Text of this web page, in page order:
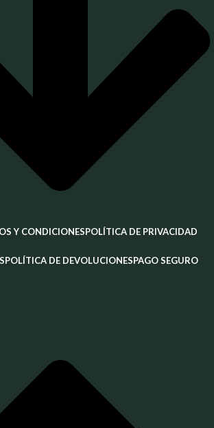
Y CONDICIONESPOLÍTICA DE PRIVACIDAD
POLÍTICA DE DEVOLUCIONESPAGO SEGURO